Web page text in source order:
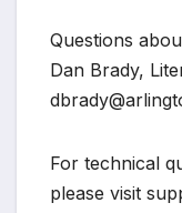
Questions
Dan Brady,
For technical
please visit